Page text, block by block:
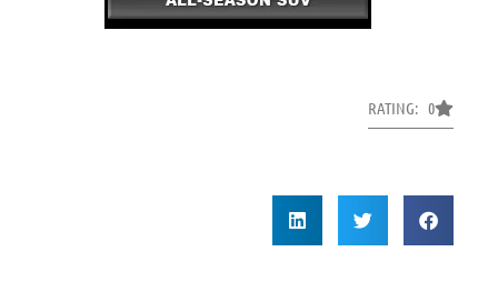
RATING: 0